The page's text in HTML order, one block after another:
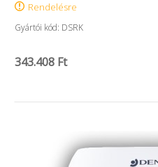
Rendelésre
Gyártói kód: DSRK
343.408 Ft